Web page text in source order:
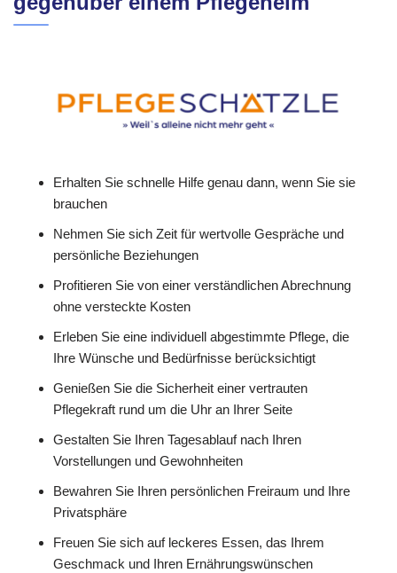
Erhalten Sie schnelle Hilfe genau dann, wenn Sie sie
brauchen
Nehmen Sie sich Zeit für wertvolle Gespräche und
persönliche Beziehungen
Profitieren Sie von einer verständlichen Abrechnung
ohne versteckte Kosten
Erleben Sie eine individuell abgestimmte Pflege, die
Ihre Wünsche und Bedürfnisse berücksichtigt
Genießen Sie die Sicherheit einer vertrauten
Pflegekraft rund um die Uhr an Ihrer Seite
Gestalten Sie Ihren Tagesablauf nach Ihren
Vorstellungen und Gewohnheiten
Bewahren Sie Ihren persönlichen Freiraum und Ihre
Privatsphäre
Freuen Sie sich auf leckeres Essen, das Ihrem
Geschmack und Ihren Ernährungswünschen